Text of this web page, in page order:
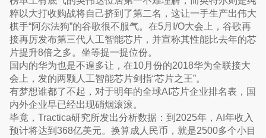
粹以大打收购战将自己挤到了第二名，这让一手生产出伟大
棋手“阿尔法狗”的谷歌很不服气。在5月I/O大会上，谷歌再
接再厉发布第三代人工智能芯片，并宣称其性能比去年的芯
片提升8倍之多。坐等提一提位份。
国内的华为也是不遑多让，在10月份的2018华为全联接大
会上，发的两颗人工智能芯片剑指“芯片之王”。
有梦想谁都了不起，对于明年的全球AI芯片企业排名表，国
内外企业早已经出现硝烟滚滚。
毕竟，Tractica研究所发出分析数据：到2025年，AI年收入
预计将达到368亿美元。换算成人民币，就是2500多个小目